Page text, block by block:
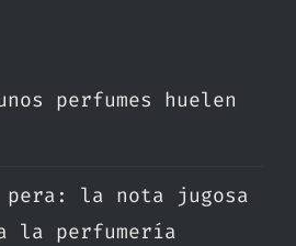
perfumes huelen
pera: la nota jugosa
la perfumería